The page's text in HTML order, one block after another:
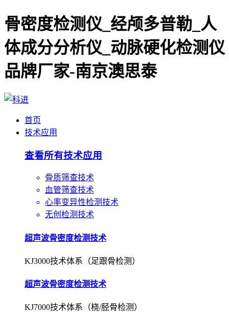
骨密度检测仪_经颅多普勒_人
体成分分析仪_动脉硬化检测仪
品牌厂家-南京澳思泰
首页
技术应用
查看所有技术应用
骨质筛查技术
血管筛查技术
心率变异性检测技术
无创检测技术
超声波骨密度检测技术
KJ3000技术体系（足跟骨检测）
超声波骨密度检测技术
KJ7000技术体系（桡/胫骨检测）